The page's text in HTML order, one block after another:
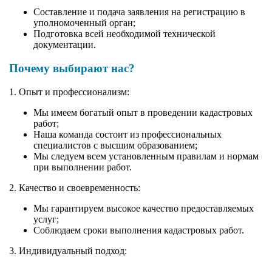
Составление и подача заявления на регистрацию в
уполномоченный орган;
Подготовка всей необходимой технической
документации.
Почему выбирают нас?
1. Опыт и профессионализм:
Мы имеем богатый опыт в проведении кадастровых
работ;
Наша команда состоит из профессиональных
специалистов с высшим образованием;
Мы следуем всем установленным правилам и нормам
при выполнении работ.
2. Качество и своевременность:
Мы гарантируем высокое качество предоставляемых
услуг;
Соблюдаем сроки выполнения кадастровых работ.
3. Индивидуальный подход: